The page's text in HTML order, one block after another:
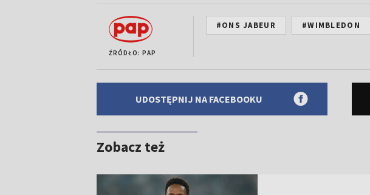
ŹRÓDŁO: PAP
#ONS JABEUR #WIMBLEDON
UDOSTĘPNIJ NA FACEBOOKU
Zobacz też